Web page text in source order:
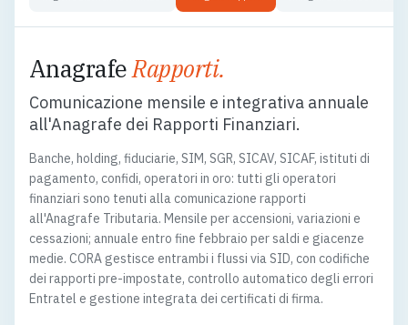
AnagrafeRapporti.
Comunicazione mensile e integrativa annuale
all'Anagrafe dei Rapporti Finanziari.
Banche, holding, fiduciarie, SIM, SGR, SICAV, SICAF, istituti di
pagamento, confidi, operatori in oro: tutti gli operatori
finanziari sono tenuti alla comunicazione rapporti
all'Anagrafe Tributaria. Mensile per accensioni, variazioni e
cessazioni; annuale entro fine febbraio per saldi e giacenze
medie. CORA gestisce entrambi i flussi via SID, con codifiche
dei rapporti pre-impostate, controllo automatico degli errori
Entratel e gestione integrata dei certificati di firma.